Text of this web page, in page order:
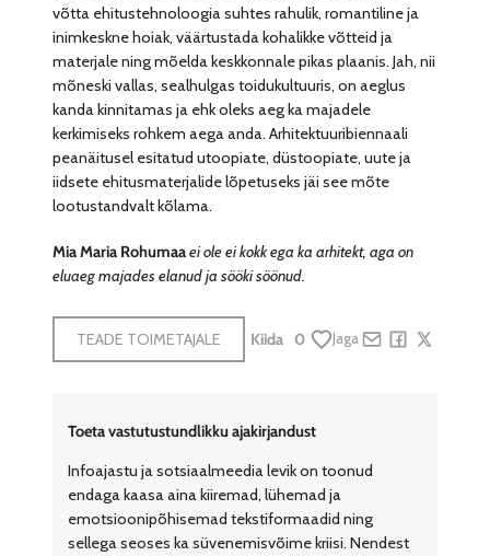
võtta ehitustehnoloogia suhtes rahulik, romantiline ja
inimkeskne hoiak, väärtustada kohalikke võtteid ja
materjale ning mõelda keskkonnale pikas plaanis. Jah, nii
mõneski vallas, sealhulgas toidukultuuris, on aeglus
kanda kinnitamas ja ehk oleks aeg ka majadele
kerkimiseks rohkem aega anda. Arhitektuuribiennaali
peanäitusel esitatud utoopiate, düstoopiate, uute ja
iidsete ehitusmaterjalide lõpetuseks jäi see mõte
lootustandvalt kõlama.
Mia Maria Rohumaaei ole ei kokk ega ka arhitekt, aga on
eluaeg majades elanud ja sööki söönud.
TEADE TOIMETAJALE Kiida 0 Jaga
Toeta vastutustundlikku ajakirjandust
Infoajastu ja sotsiaalmeedia levik on toonud
endaga kaasa aina kiiremad, lühemad ja
emotsioonipõhisemad tekstiformaadid ning
sellega seoses ka süvenemisvõime kriisi. Nendest